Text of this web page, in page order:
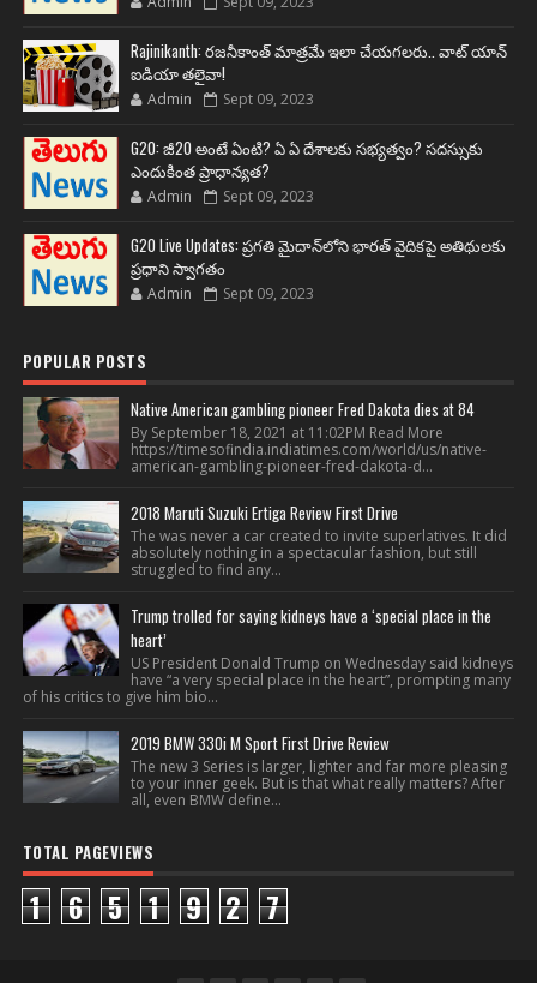
Rajinikanth: రజనీకాంత్ మాత్రమే ఇలా చేయగలరు.. వాట్ యాన్
ఐడియా తలైవా!
Admin Sept 09, 2023
G20: జీ20 అంటే ఏంటి? ఏ ఏ దేశాలకు సభ్యత్వం? సదస్సుకు
ఎందుకింత ప్రాధాన్యత?
Admin Sept 09, 2023
G20 Live Updates: ప్రగతి మైదాన్‌లోని భారత్ వైదికపై అతిథులకు
ప్రధాని స్వాగతం
Admin Sept 09, 2023
POPULAR POSTS
Native American gambling pioneer Fred Dakota dies at 84
By September 18, 2021 at 11:02PM Read More
https://timesofindia.indiatimes.com/world/us/native-
american-gambling-pioneer-fred-dakota-d...
2018 Maruti Suzuki Ertiga Review First Drive
The was never a car created to invite superlatives. It did
absolutely nothing in a spectacular fashion, but still
struggled to find any...
Trump trolled for saying kidneys have a ‘special place in the
heart’
US President Donald Trump on Wednesday said kidneys
have “a very special place in the heart”, prompting many
of his critics to give him bio...
2019 BMW 330i M Sport First Drive Review
The new 3 Series is larger, lighter and far more pleasing
to your inner geek. But is that what really matters? After
all, even BMW define...
TOTAL PAGEVIEWS
1 6 5 1 9 2 7